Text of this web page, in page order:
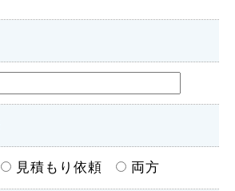
見積もり依頼 両方